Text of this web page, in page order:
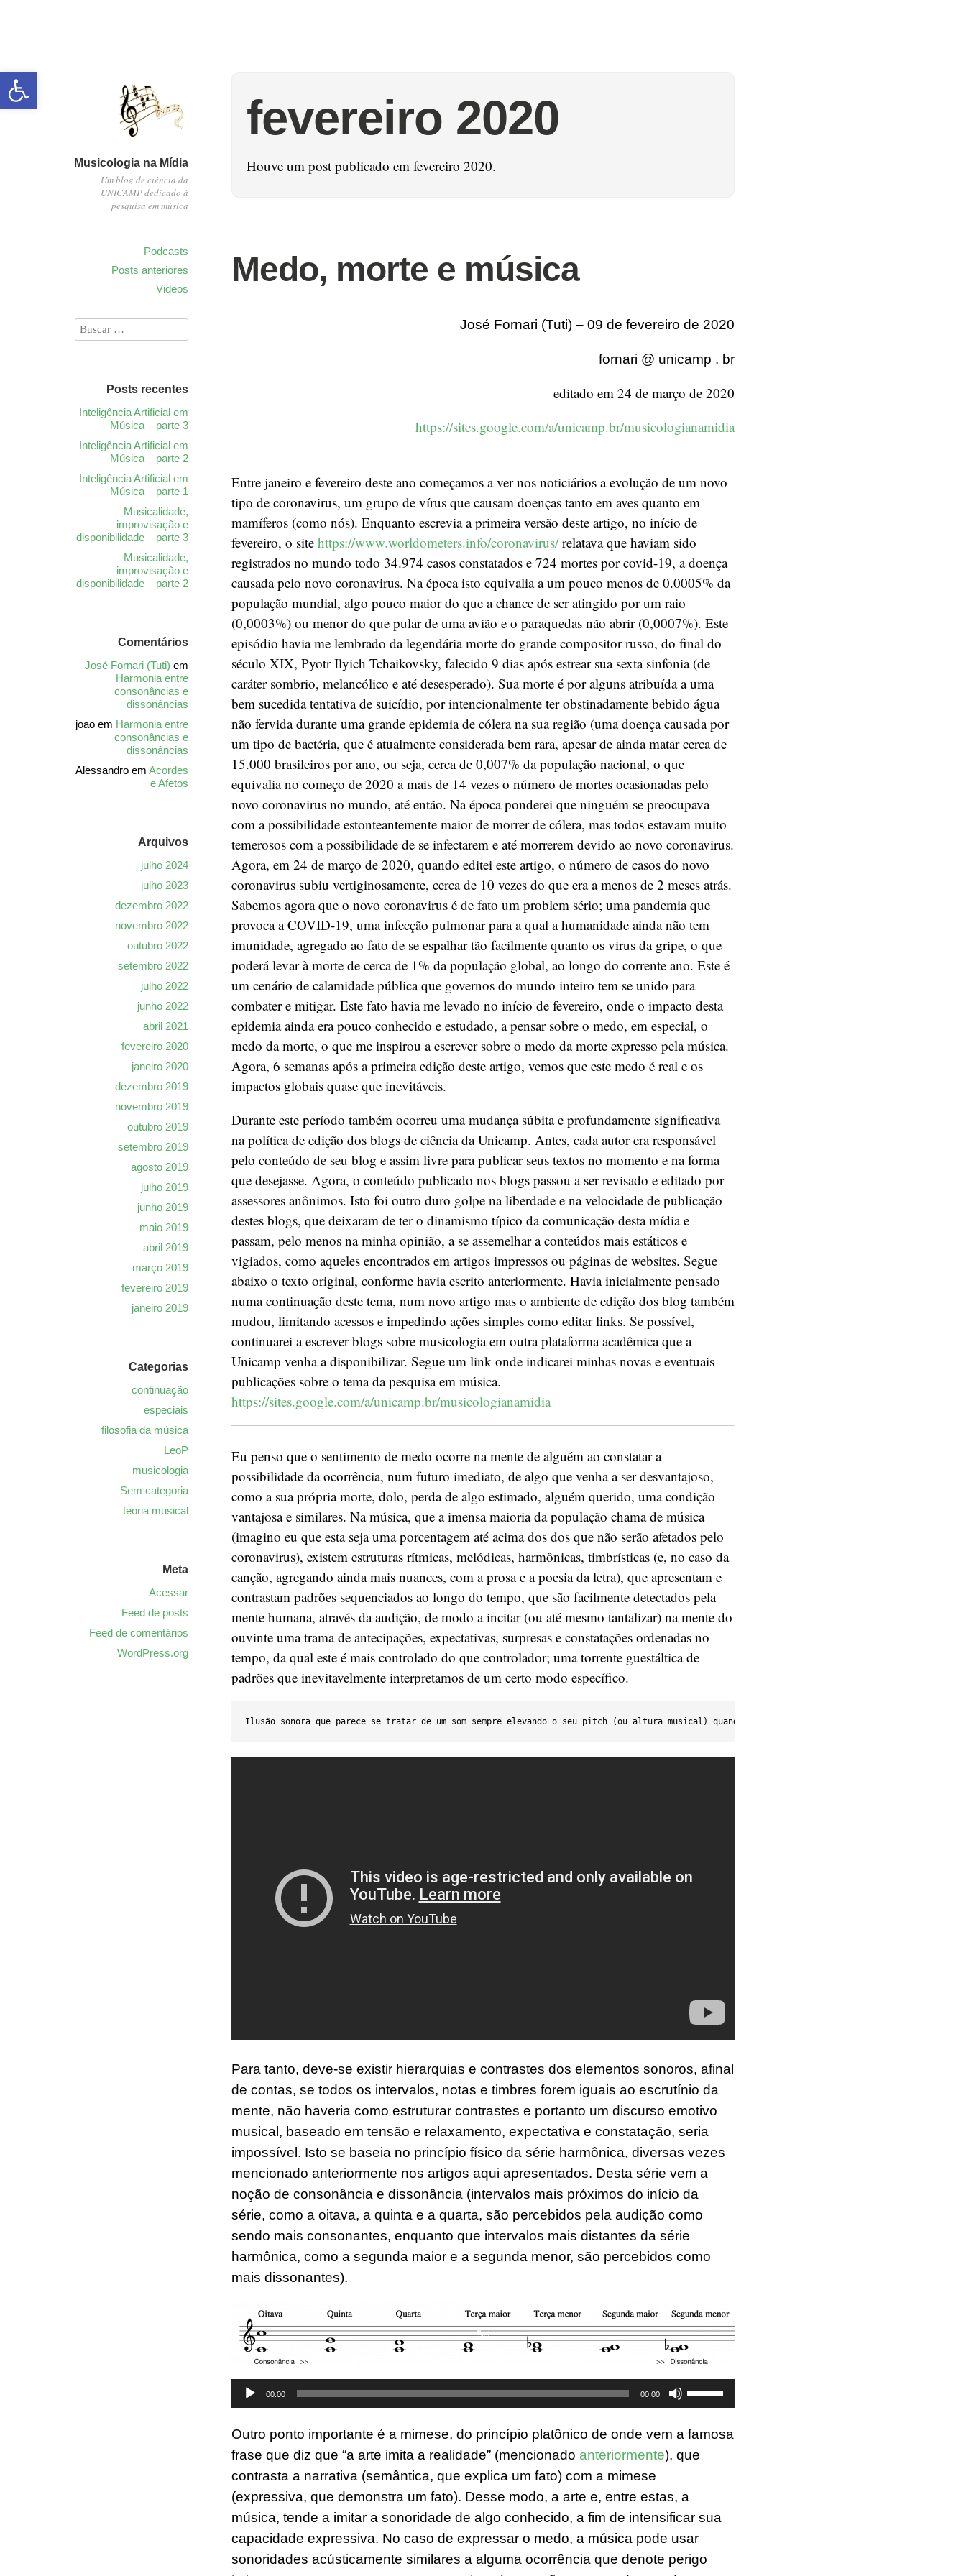
Abrir a barra de ferramentas
Musicologia na Mídia
Um blog de ciência da
UNICAMP dedicado à
pesquisa em música
Podcasts
Posts anteriores
Videos
fevereiro 2020
Houve um post publicado em fevereiro 2020.
Medo, morte e música
José Fornari (Tuti) – 09 de fevereiro de 2020
fornari @ unicamp . br
editado em 24 de março de 2020
https://sites.google.com/a/unicamp.br/musicologianamidia
Entre janeiro e fevereiro deste ano começamos a ver nos noticiários a evolução de um novo
tipo de coronavirus, um grupo de vírus que causam doenças tanto em aves quanto em
mamíferos (como nós). Enquanto escrevia a primeira versão deste artigo, no início de
fevereiro, o site https://www.worldometers.info/coronavirus/relatava que haviam sido
registrados no mundo todo 34.974 casos constatados e 724 mortes por covid-19, a doença
causada pelo novo coronavirus. Na época isto equivalia a um pouco menos de 0.0005% da
população mundial, algo pouco maior do que a chance de ser atingido por um raio
(0,0003%) ou menor do que pular de uma avião e o paraquedas não abrir (0,0007%). Este
episódio havia me lembrado da legendária morte do grande compositor russo, do final do
século XIX, Pyotr Ilyich Tchaikovsky, falecido 9 dias após estrear sua sexta sinfonia (de
caráter sombrio, melancólico e até desesperado). Sua morte é por alguns atribuída a uma
bem sucedida tentativa de suicídio, por intencionalmente ter obstinadamente bebido água
não fervida durante uma grande epidemia de cólera na sua região (uma doença causada por
um tipo de bactéria, que é atualmente considerada bem rara, apesar de ainda matar cerca de
15.000 brasileiros por ano, ou seja, cerca de 0,007% da população nacional, o que
equivalia no começo de 2020 a mais de 14 vezes o número de mortes ocasionadas pelo
novo coronavirus no mundo, até então. Na época ponderei que ninguém se preocupava
com a possibilidade estonteantemente maior de morrer de cólera, mas todos estavam muito
temerosos com a possibilidade de se infectarem e até morrerem devido ao novo coronavirus.
Agora, em 24 de março de 2020, quando editei este artigo, o número de casos do novo
coronavirus subiu vertiginosamente, cerca de 10 vezes do que era a menos de 2 meses atrás.
Sabemos agora que o novo coronavirus é de fato um problem sério; uma pandemia que
provoca a COVID-19, uma infecção pulmonar para a qual a humanidade ainda não tem
imunidade, agregado ao fato de se espalhar tão facilmente quanto os virus da gripe, o que
poderá levar à morte de cerca de 1% da população global, ao longo do corrente ano. Este é
um cenário de calamidade pública que governos do mundo inteiro tem se unido para
combater e mitigar. Este fato havia me levado no início de fevereiro, onde o impacto desta
epidemia ainda era pouco conhecido e estudado, a pensar sobre o medo, em especial, o
medo da morte, o que me inspirou a escrever sobre o medo da morte expresso pela música.
Agora, 6 semanas após a primeira edição deste artigo, vemos que este medo é real e os
impactos globais quase que inevitáveis.
Durante este período também ocorreu uma mudança súbita e profundamente significativa
na política de edição dos blogs de ciência da Unicamp. Antes, cada autor era responsável
pelo conteúdo de seu blog e assim livre para publicar seus textos no momento e na forma
que desejasse. Agora, o conteúdo publicado nos blogs passou a ser revisado e editado por
assessores anônimos. Isto foi outro duro golpe na liberdade e na velocidade de publicação
destes blogs, que deixaram de ter o dinamismo típico da comunicação desta mídia e
passam, pelo menos na minha opinião, a se assemelhar a conteúdos mais estáticos e
vigiados, como aqueles encontrados em artigos impressos ou páginas de websites. Segue
abaixo o texto original, conforme havia escrito anteriormente. Havia inicialmente pensado
numa continuação deste tema, num novo artigo mas o ambiente de edição dos blog também
mudou, limitando acessos e impedindo ações simples como editar links. Se possível,
continuarei a escrever blogs sobre musicologia em outra plataforma acadêmica que a
Unicamp venha a disponibilizar. Segue um link onde indicarei minhas novas e eventuais
publicações sobre o tema da pesquisa em música.
https://sites.google.com/a/unicamp.br/musicologianamidia
Eu penso que o sentimento de medo ocorre na mente de alguém ao constatar a
possibilidade da ocorrência, num futuro imediato, de algo que venha a ser desvantajoso,
como a sua própria morte, dolo, perda de algo estimado, alguém querido, uma condição
vantajosa e similares. Na música, que a imensa maioria da população chama de música
(imagino eu que esta seja uma porcentagem até acima dos dos que não serão afetados pelo
coronavirus), existem estruturas rítmicas, melódicas, harmônicas, timbrísticas (e, no caso da
canção, agregando ainda mais nuances, com a prosa e a poesia da letra), que apresentam e
contrastam padrões sequenciados ao longo do tempo, que são facilmente detectados pela
mente humana, através da audição, de modo a incitar (ou até mesmo tantalizar) na mente do
ouvinte uma trama de antecipações, expectativas, surpresas e constatações ordenadas no
tempo, da qual este é mais controlado do que controlador; uma torrente guestáltica de
padrões que inevitavelmente interpretamos de um certo modo específico.
Ilusão sonora que parece se tratar de um som sempre elevando o seu pitch (ou altura musical) quando na verdade trata-se de um som em
Para tanto, deve-se existir hierarquias e contrastes dos elementos sonoros, afinal
de contas, se todos os intervalos, notas e timbres forem iguais ao escrutínio da
mente, não haveria como estruturar contrastes e portanto um discurso emotivo
musical, baseado em tensão e relaxamento, expectativa e constatação, seria
impossível. Isto se baseia no princípio físico da série harmônica, diversas vezes
mencionado anteriormente nos artigos aqui apresentados. Desta série vem a
noção de consonância e dissonância (intervalos mais próximos do início da
série, como a oitava, a quinta e a quarta, são percebidos pela audição como
sendo mais consonantes, enquanto que intervalos mais distantes da série
harmônica, como a segunda maior e a segunda menor, são percebidos como
mais dissonantes).
Tocador
de
áudio
00:00 00:00
Use
as
setas
aumentar
Outro ponto importante é a mimese, do princípio platônico de onde vem a famosa
frase que diz que “a arte imita a realidade” (mencionado anteriormente), que
contrasta a narrativa (semântica, que explica um fato) com a mimese
(expressiva, que demonstra um fato). Desse modo, a arte e, entre estas, a
música, tende a imitar a sonoridade de algo conhecido, a fim de intensificar sua
capacidade expressiva. No caso de expressar o medo, a música pode usar
sonoridades acústicamente similares a alguma ocorrência que denote perigo
Posts recentes
Inteligência Artificial em
Música – parte 3
Inteligência Artificial em
Música – parte 2
Inteligência Artificial em
Música – parte 1
Musicalidade,
improvisação e
disponibilidade – parte 3
Musicalidade,
improvisação e
disponibilidade – parte 2
Comentários
José Fornari (Tuti) em
Harmonia entre
consonâncias e
dissonâncias
joao em Harmonia entre
consonâncias e
dissonâncias
Alessandro em Acordes
e Afetos
Arquivos
julho 2024
julho 2023
dezembro 2022
novembro 2022
outubro 2022
setembro 2022
julho 2022
junho 2022
abril 2021
fevereiro 2020
janeiro 2020
dezembro 2019
novembro 2019
outubro 2019
setembro 2019
agosto 2019
julho 2019
junho 2019
maio 2019
abril 2019
março 2019
fevereiro 2019
janeiro 2019
Categorias
continuação
especiais
filosofia da música
LeoP
musicologia
Sem categoria
teoria musical
Meta
Acessar
Feed de posts
Feed de comentários
WordPress.org